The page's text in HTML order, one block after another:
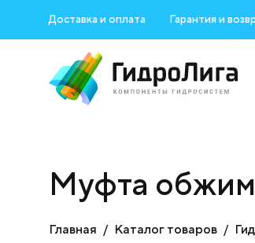
Доставка и оплата Гарантия и
Муфта
Главная Каталог товаров